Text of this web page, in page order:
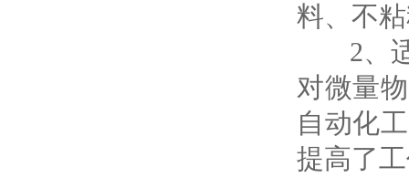
料、不
2、适
对微量
自动化
提高了